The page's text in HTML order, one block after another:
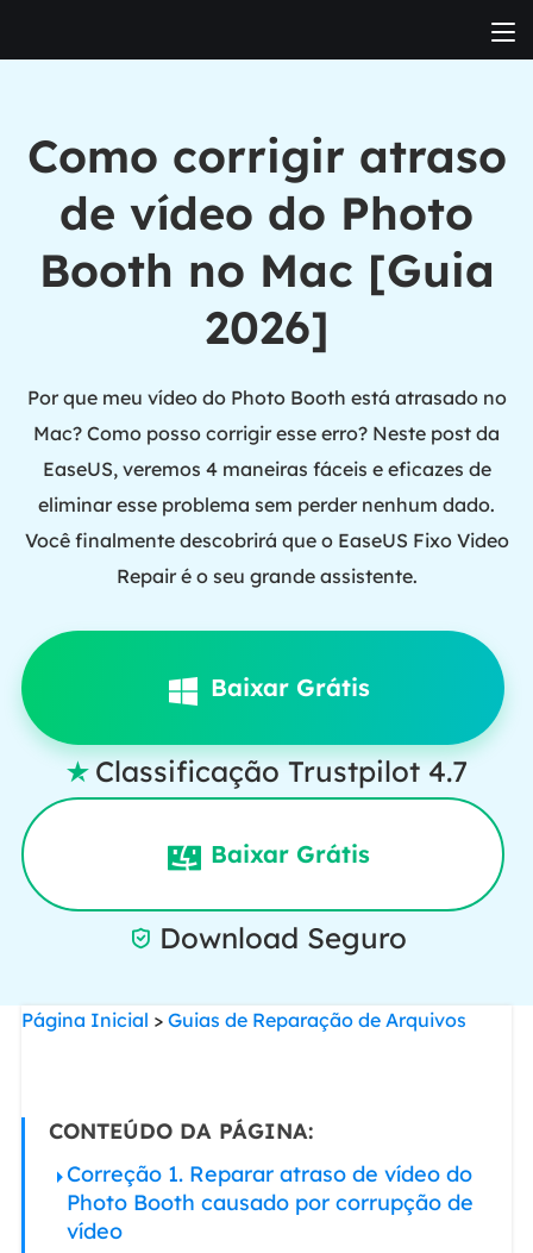
Como corrigir atraso
de vídeo do Photo
Booth no Mac [Guia
2026]
Por que meu vídeo do Photo Booth está atrasado no
Mac? Como posso corrigir esse erro? Neste post da
EaseUS, veremos 4 maneiras fáceis e eficazes de
eliminar esse problema sem perder nenhum dado.
Você finalmente descobrirá que o EaseUS Fixo Video
Repair é o seu grande assistente.
Baixar Grátis
 Classificação Trustpilot 4.7
Baixar Grátis
 Download Seguro
Página Inicial > Guias de Reparação de Arquivos
CONTEÚDO DA PÁGINA:
Correção 1. Reparar atraso de vídeo do
Photo Booth causado por corrupção de
vídeo